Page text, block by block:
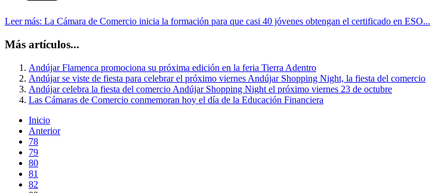
Leer más: La Cámara de Comercio inicia la formación para que casi 40 jóvenes obtengan el certificado en ESO...
Más artículos...
Andújar Flamenca promociona su próxima edición en la feria Tierra Adentro
Andújar se viste de fiesta para celebrar el próximo viernes Andújar Shopping Night, la fiesta del comercio
Andújar celebra la fiesta del comercio Andújar Shopping Night el próximo viernes 23 de octubre
Las Cámaras de Comercio conmemoran hoy el día de la Educación Financiera
Inicio
Anterior
78
79
80
81
82